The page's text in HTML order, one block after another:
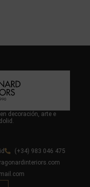
decoración, arte e
(+34) 983 046 475